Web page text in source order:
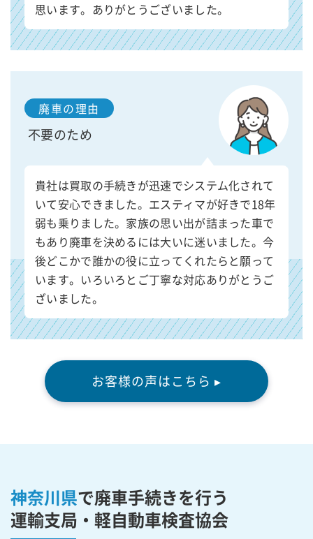
思います。ありがとうございました。
廃車の理由
不要のため
貴社は買取の手続きが迅速でシステム化されて
いて安心できました。エスティマが好きで18年
弱も乗りました。家族の思い出が詰まった車で
もあり廃車を決めるには大いに迷いました。今
後どこかで誰かの役に立ってくれたらと願って
います。いろいろとご丁寧な対応ありがとうご
ざいました。
お客様の声はこちら ▸
神奈川県で廃車手続きを行う
運輸支局・軽自動車検査協会